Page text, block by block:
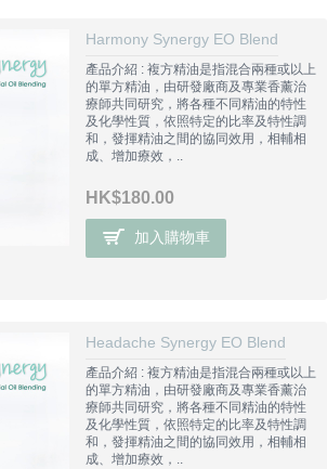
Harmony Synergy EO Blend
產品介紹 : 複方精油是指混合兩種或以上
的單方精油，由研發廠商及專業香薰治
療師共同研究，將各種不同精油的特性
及化學性質，依照特定的比率及特性調
和，發揮精油之間的協同效用，相輔相
成、增加療效，..
HK$180.00
加入購物車
Headache Synergy EO Blend
產品介紹 : 複方精油是指混合兩種或以上
的單方精油，由研發廠商及專業香薰治
療師共同研究，將各種不同精油的特性
及化學性質，依照特定的比率及特性調
和，發揮精油之間的協同效用，相輔相
成、增加療效，..